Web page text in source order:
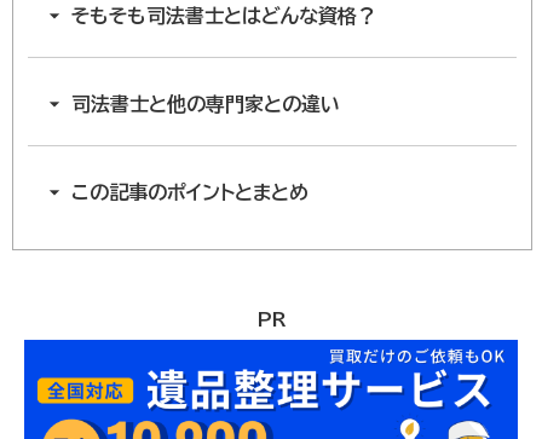
そもそも司法書士とはどんな資格？
司法書士と他の専門家との違い
この記事のポイントとまとめ
PR